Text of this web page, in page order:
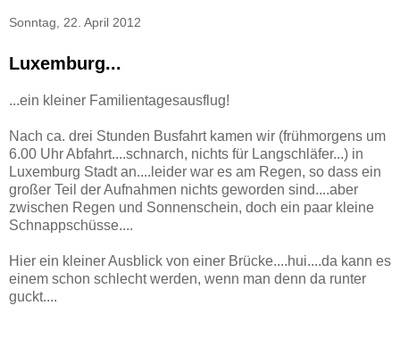
Sonntag, 22. April 2012
Luxemburg...
...ein kleiner Familientagesausflug!
Nach ca. drei Stunden Busfahrt kamen wir (frühmorgens um
6.00 Uhr Abfahrt....schnarch, nichts für Langschläfer...) in
Luxemburg Stadt an....leider war es am Regen, so dass ein
großer Teil der Aufnahmen nichts geworden sind....aber
zwischen Regen und Sonnenschein, doch ein paar kleine
Schnappschüsse....
Hier ein kleiner Ausblick von einer Brücke....hui....da kann es
einem schon schlecht werden, wenn man denn da runter
guckt....